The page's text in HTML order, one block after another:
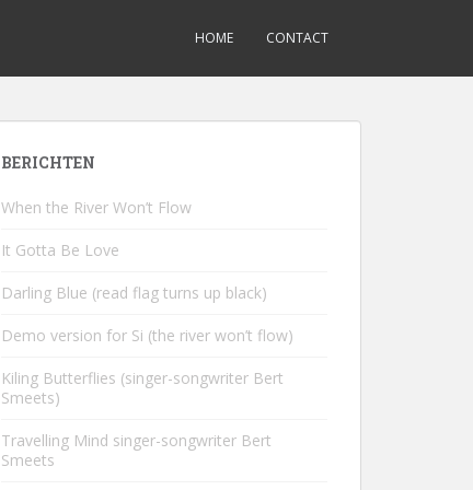
HOME CONTACT
BERICHTEN
When the River Won’t Flow
It Gotta Be Love
Darling Blue (read flag turns up black)
Demo version for Si (the river won’t flow)
Kiling Butterflies (singer-songwriter Bert
Smeets)
Travelling Mind singer-songwriter Bert
Smeets